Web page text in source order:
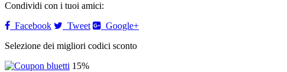
Condividi con i tuoi amici:
Facebook
Tweet
Google+
Selezione dei migliori codici sconto
15%